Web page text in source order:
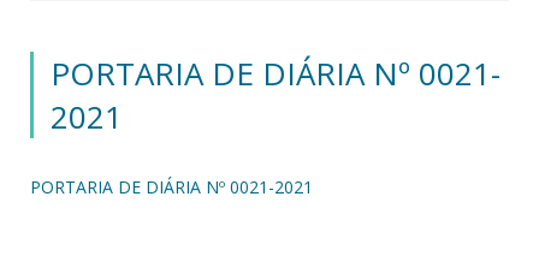
PORTARIA DE DIÁRIA Nº 0021-
2021
PORTARIA DE DIÁRIA Nº 0021-2021